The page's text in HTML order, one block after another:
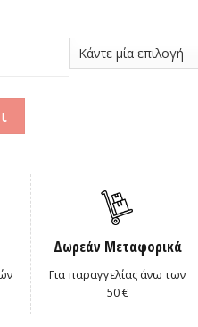
Δωρεάν Μεταφορικά
Για παραγγελίας άνω των
50 €